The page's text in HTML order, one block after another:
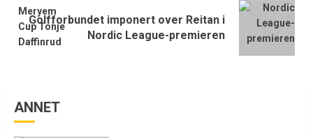
Golfforbundet imponert over Reitan i
Nordic League-premieren
ANNET